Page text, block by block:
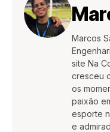
Marcos
site Na
cresceu
os
paixão
esporte
e